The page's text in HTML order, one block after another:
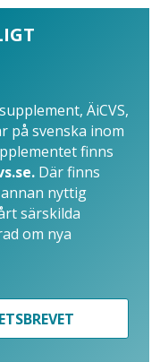
ÄiCVS,
på svenska inom
finns
Där finns
nyttig
särskilda
om nya